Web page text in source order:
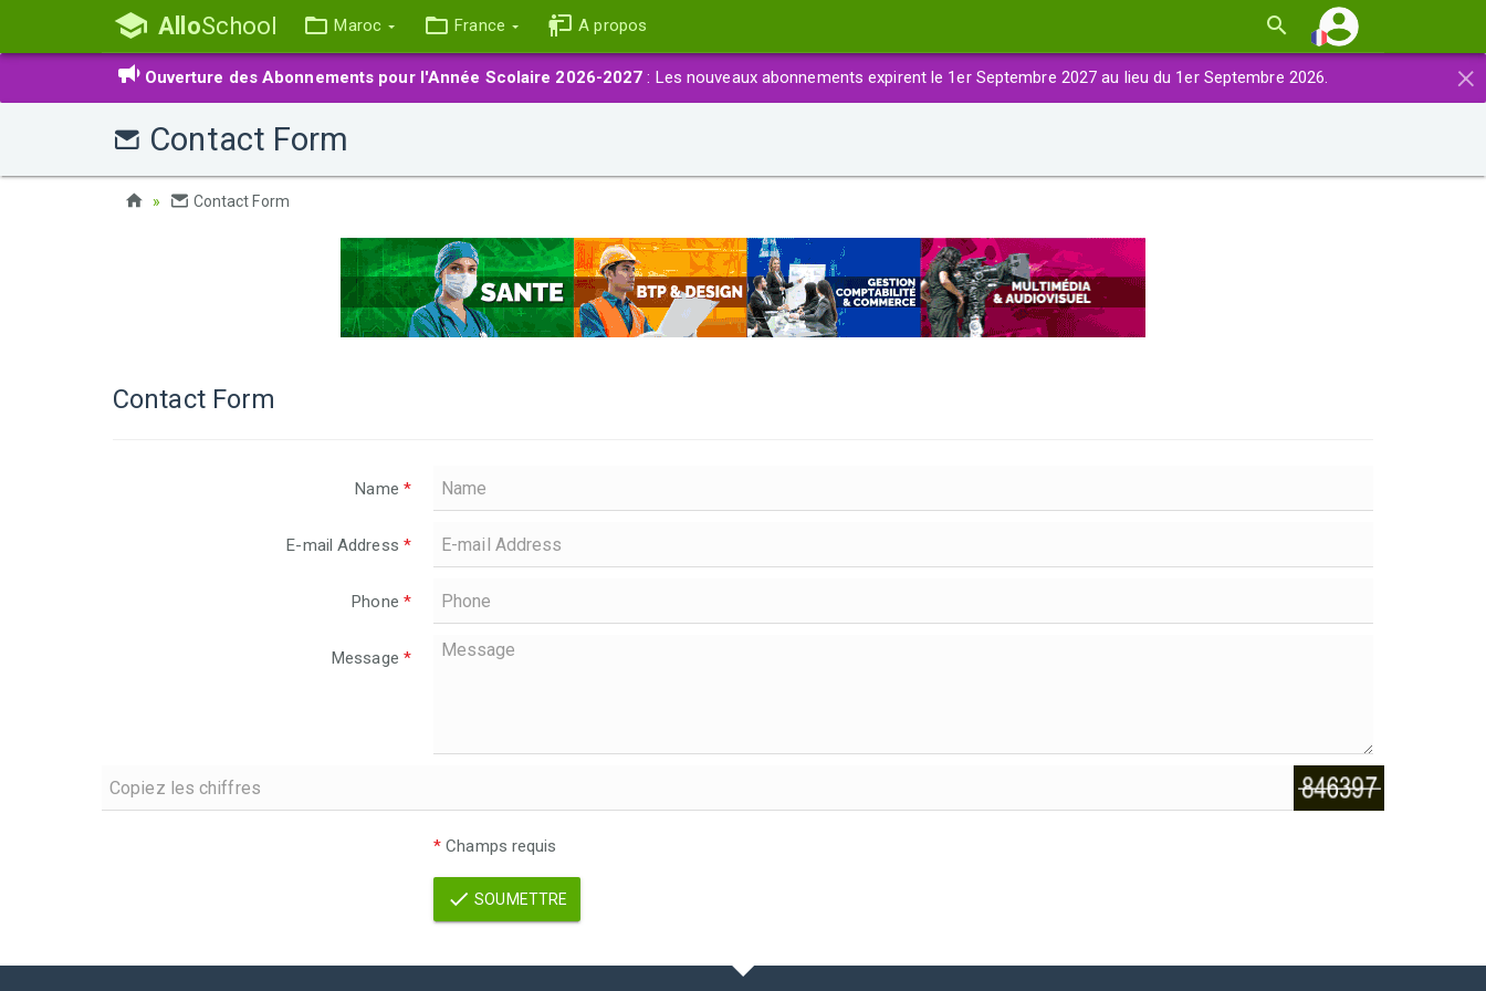
AlloSchool Maroc France A propos
×
Ouverture des Abonnements pour l'Année Scolaire 2026-2027 : Les nouveaux abonnements expirent le 1er Septembre 2027 au lieu du 1er Septembre 2026.
Contact Form
Contact Form
Contact Form
Name *
E-mail Address *
Phone *
Message *
* Champs requis
SOUMETTRE